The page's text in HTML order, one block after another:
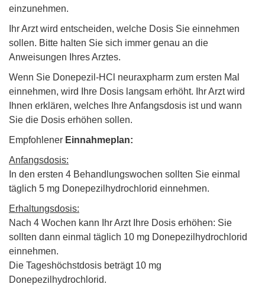
einzunehmen.
Ihr Arzt wird entscheiden, welche Dosis Sie einnehmen
sollen. Bitte halten Sie sich immer genau an die
Anweisungen Ihres Arztes.
Wenn Sie Donepezil-HCl neuraxpharm zum ersten Mal
einnehmen, wird Ihre Dosis langsam erhöht. Ihr Arzt wird
Ihnen erklären, welches Ihre Anfangsdosis ist und wann
Sie die Dosis erhöhen sollen.
Empfohlener Einnahmeplan:
Anfangsdosis:
In den ersten 4 Behandlungswochen sollten Sie einmal
täglich 5 mg Donepezilhydrochlorid einnehmen.
Erhaltungsdosis:
Nach 4 Wochen kann Ihr Arzt Ihre Dosis erhöhen: Sie
sollten dann einmal täglich 10 mg Donepezilhydrochlorid
einnehmen.
Die Tageshöchstdosis beträgt 10 mg
Donepezilhydrochlorid.